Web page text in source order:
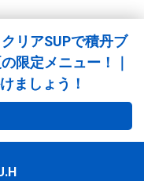
リアSUPで積丹ブ
限定メニュー！｜
ましょう！